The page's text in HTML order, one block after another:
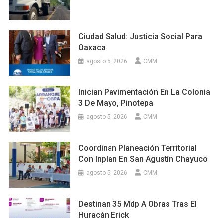
Ciudad Salud: Justicia Social Para
Oaxaca
agosto 5, 2026 CMM
Inician Pavimentación En La Colonia
3 De Mayo, Pinotepa
agosto 5, 2026 CMM
Coordinan Planeación Territorial
Con Inplan En San Agustín Chayuco
agosto 5, 2026 CMM
Destinan 35 Mdp A Obras Tras El
Huracán Erick